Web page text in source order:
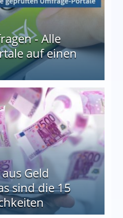
- Alle
auf einen
Geld
sind die 15